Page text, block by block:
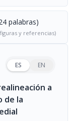
palabras)
y referencias)
ES EN
a
de la